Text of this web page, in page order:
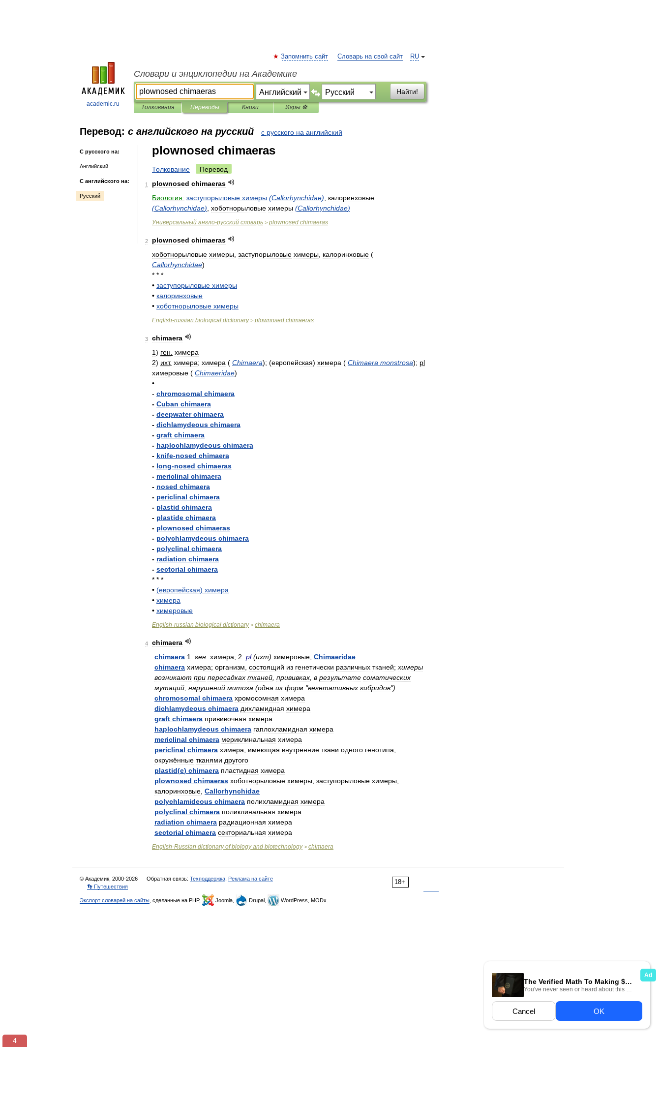
academic.ru
RU
Запомнить сайт Словарь на свой сайт
Словари и энциклопедии на Академике
Найти!
Толкования Переводы Книги Игры ⚽
Перевод: с английского на русский с русского на английский
С русского на:
Английский
С английского на:
Русский
plownosed chimaeras
Толкование Перевод
1 plownosed chimaeras
Биология: заступорыловые химеры (Callorhynchidae)
калоринховые
(Callorhynchidae) хоботнорыловые химеры (Callorhynchidae)
Универсальный англо-русский словарь > plownosed chimaeras
2 plownosed chimaeras
хоботнорыловые химеры заступорыловые химеры калоринховые (
Callorhynchidae)
* * *
• заступорыловые химеры
• калоринховые
• хоботнорыловые химеры
English-russian biological dictionary> plownosed chimaeras
3
chimaera
1) ген химера
2) ихт. химера; химера ( Chimaera); (европейская) химера ( Chimaera monstrosa); pl
химеровые ( Chimaeridae)
•
- chromosomal chimaera
- Cuban chimaera
- deepwater chimaera
- dichlamydeous chimaera
- graft chimaera
- haplochlamydeous chimaera
- knife-nosed chimaera
- long-nosed chimaeras
- mericlinal chimaera
- nosed chimaera
- periclinal chimaera
- plastid chimaera
- plastide chimaera
- plownosed chimaeras
- polychlamydeous chimaera
- polyclinal chimaera
- radiation chimaera
- sectorial chimaera
* * *
• (европейская) химера
• химера
• химеровые
English-russian biological dictionary> chimaera
4
chimaera
chimaera 1 ген химера; 2 pl (ихт) химеровые Chimaeridae
chimaera химера; организм состоящий из генетически различных тканей; химеры
возникают при пересадках тканей прививках в результате соматических
мутаций нарушений митоза (одна из форм "вегетативных гибридов")
chromosomal chimaera хромосомная химера
dichlamydeous chimaera дихламидная химера
graft chimaera прививочная химера
haplochlamydeous chimaera гаплохламидная химера
mericlinal chimaera мериклинальная химера
periclinal chimaera химера имеющая внутренние ткани одного генотипа
окружённые тканями другого
plastid(e) chimaera пластидная химера
plownosed chimaeras хоботнорыловые химеры заступорыловые химеры
калоринховые Callorhynchidae
polychlamideous chimaera полихламидная химера
polyclinal chimaera поликлинальная химера
radiation chimaera радиационная химера
sectorial chimaera секториальная химера
English-Russian dictionary of biology and biotechnology> chimaera
18+
© Академик, 2000-2026 Обратная связь: Техподдержка Реклама на сайте
👣 Путешествия
Экспорт словарей на сайты , сделанные на PHP, Joomla, Drupal, WordPress, MODx.
3